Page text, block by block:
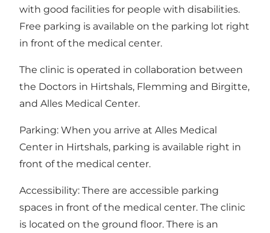
with good facilities for people with disabilities.
Free parking is available on the parking lot right
in front of the medical center.
The clinic is operated in collaboration between
the Doctors in Hirtshals, Flemming and Birgitte,
and Alles Medical Center.
Parking: When you arrive at Alles Medical
Center in Hirtshals, parking is available right in
front of the medical center.
Accessibility: There are accessible parking
spaces in front of the medical center. The clinic
is located on the ground floor. There is an